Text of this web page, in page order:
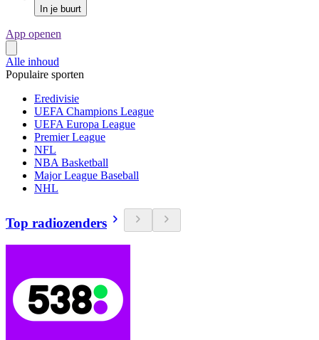
In je buurt
App openen
Alle inhoud
Populaire sporten
Eredivisie
UEFA Champions League
UEFA Europa League
Premier League
NFL
NBA Basketball
Major League Baseball
NHL
Top radiozenders